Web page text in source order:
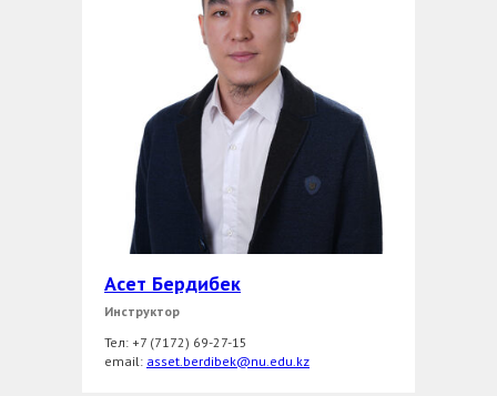
Асет Бердибек
Инструктор
Тел: +7 (7172) 69-27-15
еmail: asset.berdibek@nu.edu.kz